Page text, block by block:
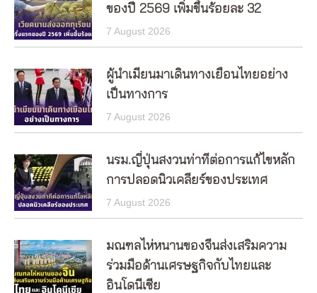
ของปี 2569 เพิ่มขึ้นร้อยละ 32
7 August 2026
ผู้นำเมียนมาเดินทางเยือนไทยอย่าง
เป็นทางการ
7 August 2026
นรม.ญี่ปุ่นสงวนท่าทีต่อการแก้ไขหลัก
การปลอดนิวเคลียร์ของประเทศ
7 August 2026
มณฑลไห่หนานของจีนส่งเสริมความ
ร่วมมือด้านเศรษฐกิจกับไทยและ
อินโดนีเซีย